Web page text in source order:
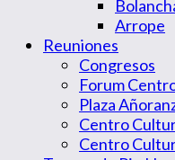
Arrope
Reuniones
Congresos
Forum
Plaza
Centro
Centro